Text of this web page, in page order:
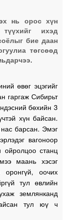
нь орос хүн
ихэд
бие даан
төгсөөд
өвөг эцэгийг
гаргаж Сибирьт
бөхийн 3
хүн байсан.
барсан. Эмэг
вагоноор
ойролцоо станц
маань хэсэг
оочих
тул өвлийн
землянканд
тул юү ч